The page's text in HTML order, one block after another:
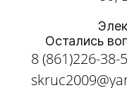
Остались
8 (861)226-38-